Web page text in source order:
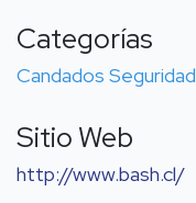
Categorías
Candados Seguridad
Sitio Web
http://www.bash.cl/